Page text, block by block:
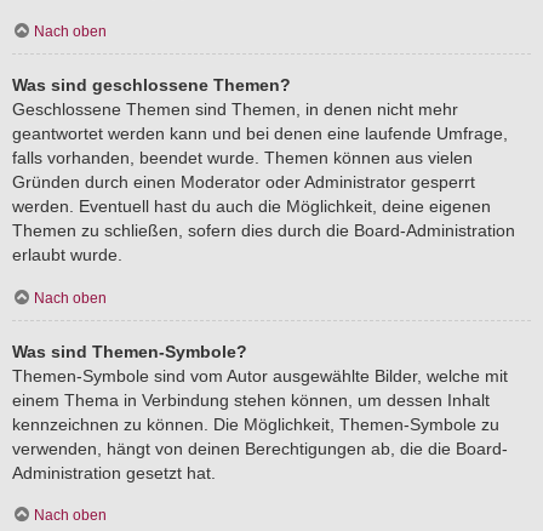
Nach oben
Was sind geschlossene Themen?
Geschlossene Themen sind Themen, in denen nicht mehr
geantwortet werden kann und bei denen eine laufende Umfrage,
falls vorhanden, beendet wurde. Themen können aus vielen
Gründen durch einen Moderator oder Administrator gesperrt
werden. Eventuell hast du auch die Möglichkeit, deine eigenen
Themen zu schließen, sofern dies durch die Board-Administration
erlaubt wurde.
Nach oben
Was sind Themen-Symbole?
Themen-Symbole sind vom Autor ausgewählte Bilder, welche mit
einem Thema in Verbindung stehen können, um dessen Inhalt
kennzeichnen zu können. Die Möglichkeit, Themen-Symbole zu
verwenden, hängt von deinen Berechtigungen ab, die die Board-
Administration gesetzt hat.
Nach oben